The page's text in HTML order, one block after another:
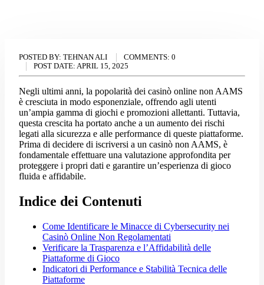
POSTED BY: TEHNAN ALI COMMENTS: 0
POST DATE: APRIL 15, 2025
Negli ultimi anni, la popolarità dei casinò online non AAMS
è cresciuta in modo esponenziale, offrendo agli utenti
un’ampia gamma di giochi e promozioni allettanti. Tuttavia,
questa crescita ha portato anche a un aumento dei rischi
legati alla sicurezza e alle performance di queste piattaforme.
Prima di decidere di iscriversi a un casinò non AAMS, è
fondamentale effettuare una valutazione approfondita per
proteggere i propri dati e garantire un’esperienza di gioco
fluida e affidabile.
Indice dei Contenuti
Come Identificare le Minacce di Cybersecurity nei
Casinò Online Non Regolamentati
Verificare la Trasparenza e l’Affidabilità delle
Piattaforme di Gioco
Indicatori di Performance e Stabilità Tecnica delle
Piattaforme